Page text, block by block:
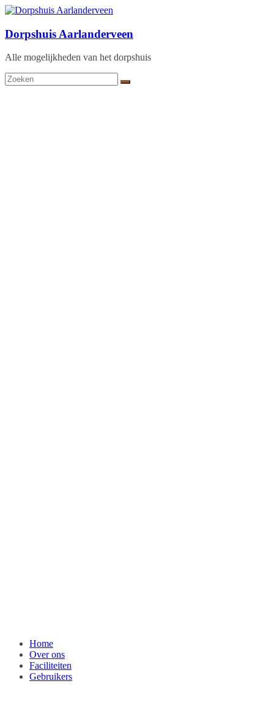
Ga
de
inhoud
Dorpshuis Aarlanderveen
Alle mogelijkheden van het dorpshuis
Home
Over ons
Faciliteiten
Gebruikers